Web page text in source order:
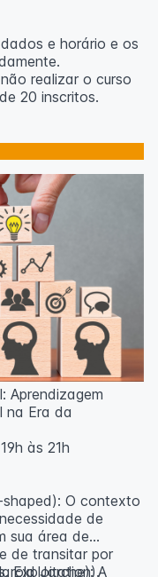
e horário e os
realizar o curso
20 inscritos.
Aprendizagem
na Era da
às 21h
O contexto
de
sua área de
de transitar por
Exploitation).
Jarche): A